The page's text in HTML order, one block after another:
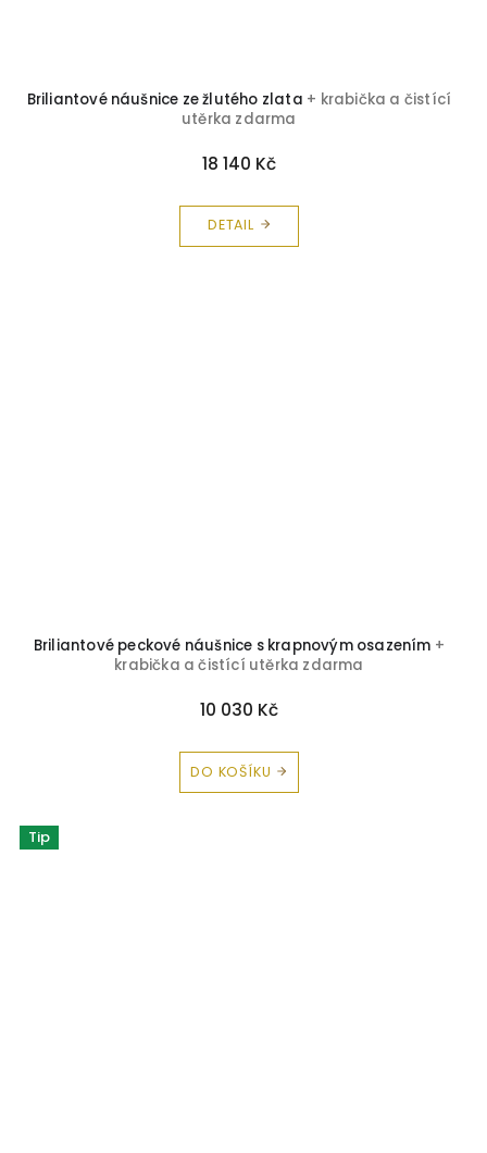
Briliantové náušnice ze žlutého zlata + krabička a čistící
utěrka zdarma
18 140 Kč
DETAIL
Briliantové peckové náušnice s krapnovým osazením +
krabička a čistící utěrka zdarma
10 030 Kč
DO KOŠÍKU
Tip